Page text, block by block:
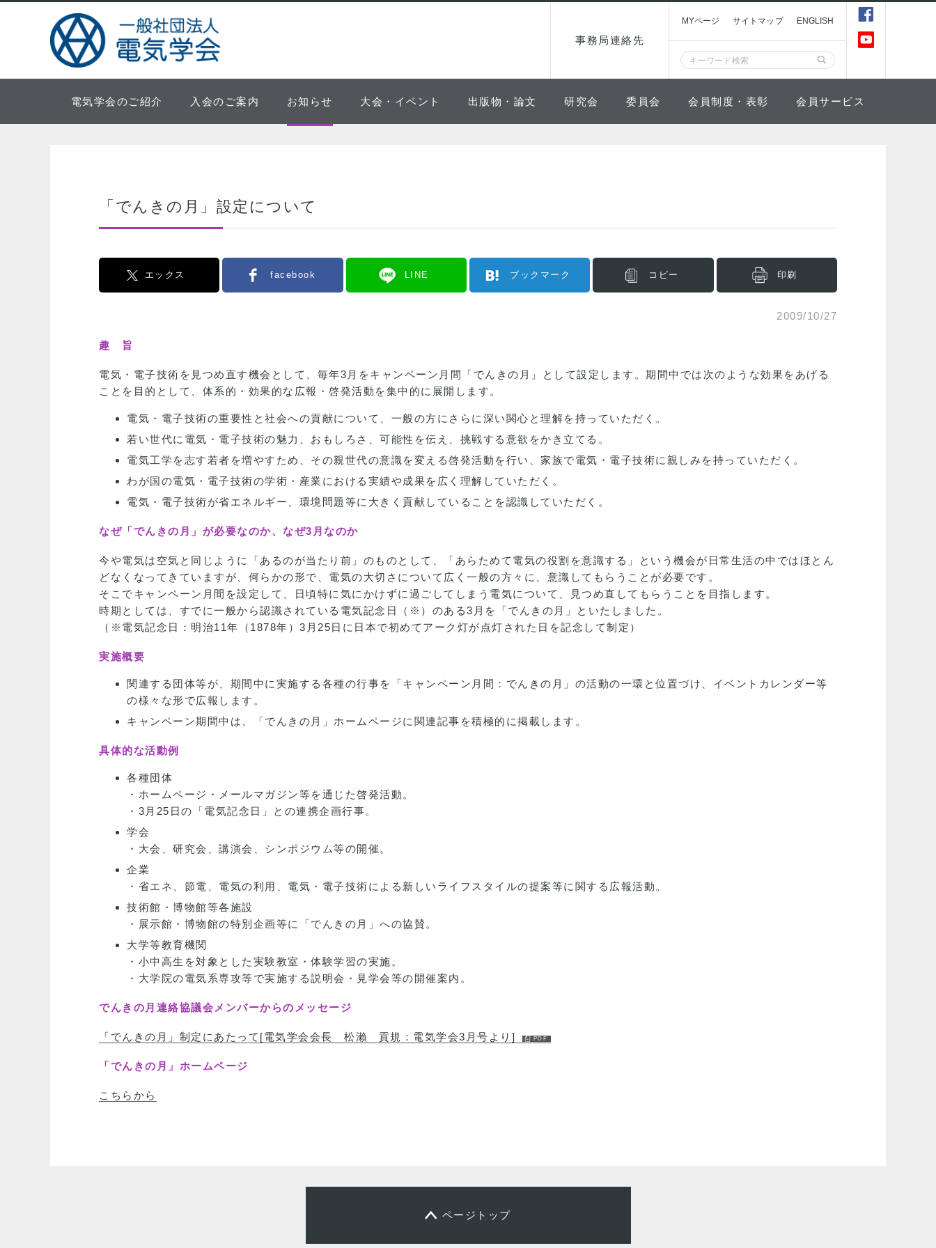
事務局連絡先
MYページ サイトマップ ENGLISH
電気学会のご紹介 入会のご案内 お知らせ 大会・イベント 出版物・論文 研究会 委員会 会員制度・表彰 会員サービス
「でんきの月」設定について
エックス facebook LINE ブックマーク コピー 印刷
2009/10/27
趣 旨
電気・電子技術を見つめ直す機会として、毎年3月をキャンペーン月間「でんきの月」として設定します。期間中では次のような効果をあげる
ことを目的として、体系的・効果的な広報・啓発活動を集中的に展開します。
電気・電子技術の重要性と社会への貢献について、一般の方にさらに深い関心と理解を持っていただく。
若い世代に電気・電子技術の魅力、おもしろさ、可能性を伝え、挑戦する意欲をかき立てる。
電気工学を志す若者を増やすため、その親世代の意識を変える啓発活動を行い、家族で電気・電子技術に親しみを持っていただく。
わが国の電気・電子技術の学術・産業における実績や成果を広く理解していただく。
電気・電子技術が省エネルギー、環境問題等に大きく貢献していることを認識していただく。
なぜ「でんきの月」が必要なのか、なぜ3月なのか
今や電気は空気と同じように「あるのが当たり前」のものとして、「あらためて電気の役割を意識する」という機会が日常生活の中ではほとん
どなくなってきていますが、何らかの形で、電気の大切さについて広く一般の方々に、意識してもらうことが必要です。
そこでキャンペーン月間を設定して、日頃特に気にかけずに過ごしてしまう電気について、見つめ直してもらうことを目指します。
時期としては、すでに一般から認識されている電気記念日（※）のある3月を「でんきの月」といたしました。
（※電気記念日：明治11年（1878年）3月25日に日本で初めてアーク灯が点灯された日を記念して制定）
実施概要
関連する団体等が、期間中に実施する各種の行事を「キャンペーン月間：でんきの月」の活動の一環と位置づけ、イベントカレンダー等
の様々な形で広報します。
キャンペーン期間中は、「でんきの月」ホームページに関連記事を積極的に掲載します。
具体的な活動例
各種団体
・ホームページ・メールマガジン等を通じた啓発活動。
・3月25日の「電気記念日」との連携企画行事。
学会
・大会、研究会、講演会、シンポジウム等の開催。
企業
・省エネ、節電、電気の利用、電気・電子技術による新しいライフスタイルの提案等に関する広報活動。
技術館・博物館等各施設
・展示館・博物館の特別企画等に「でんきの月」への協賛。
大学等教育機関
・小中高生を対象とした実験教室・体験学習の実施。
・大学院の電気系専攻等で実施する説明会・見学会等の開催案内。
でんきの月連絡協議会メンバーからのメッセージ
「でんきの月」制定にあたって[電気学会会長 松瀨 貢規：電気学会3月号より]
「でんきの月」ホームページ
こちらから
ページトップ